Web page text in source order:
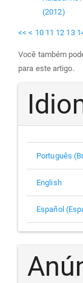
(2012)
<< < 10 11 12 13
Você também
para este artigo.
Português
English
Español